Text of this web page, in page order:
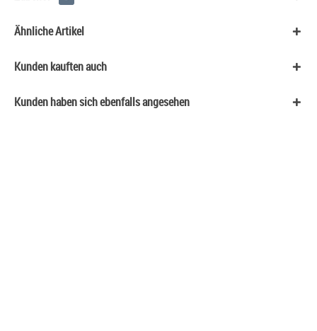
Ähnliche Artikel
Kunden kauften auch
Kunden haben sich ebenfalls angesehen